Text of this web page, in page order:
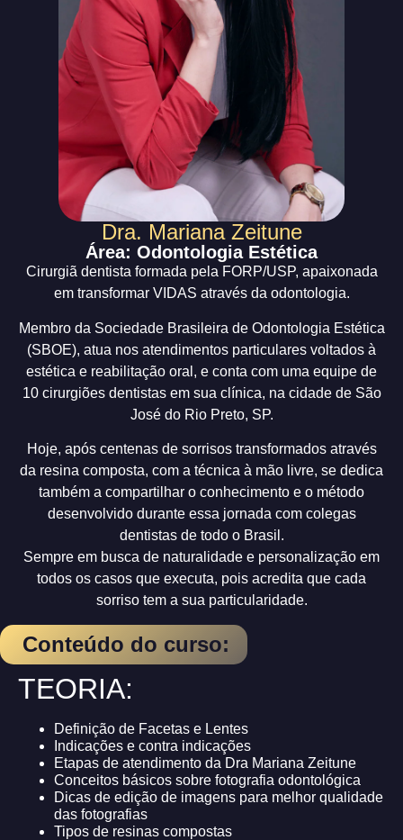
Dra. Mariana Zeitune
Área: Odontologia Estética
Cirurgiã dentista formada pela FORP/USP, apaixonada
em transformar VIDAS através da odontologia.
Membro da Sociedade Brasileira de Odontologia Estética
(SBOE), atua nos atendimentos particulares voltados à
estética e reabilitação oral, e conta com uma equipe de
10 cirurgiões dentistas em sua clínica, na cidade de São
José do Rio Preto, SP.
Hoje, após centenas de sorrisos transformados através
da resina composta, com a técnica à mão livre, se dedica
também a compartilhar o conhecimento e o método
desenvolvido durante essa jornada com colegas
dentistas de todo o Brasil.
Sempre em busca de naturalidade e personalização em
todos os casos que executa, pois acredita que cada
sorriso tem a sua particularidade.
Conteúdo do curso:
TEORIA:
Definição de Facetas e Lentes
Indicações e contra indicações
Etapas de atendimento da Dra Mariana Zeitune
Conceitos básicos sobre fotografia odontológica
Dicas de edição de imagens para melhor qualidade
das fotografias
Tipos de resinas compostas